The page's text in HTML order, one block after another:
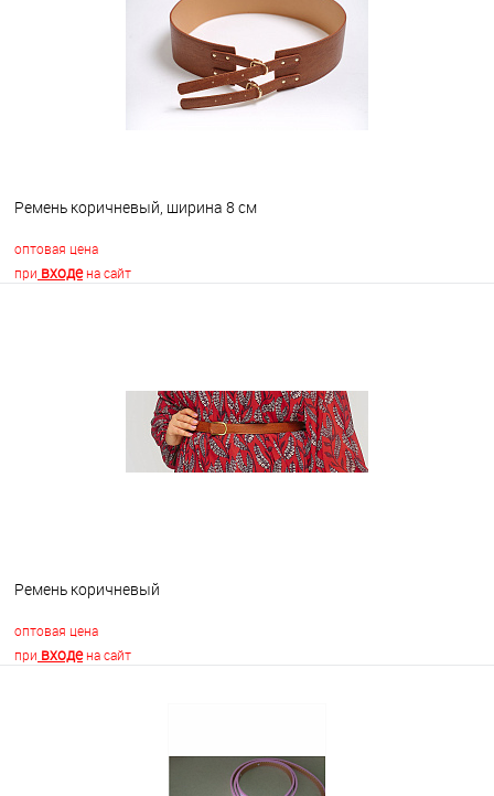
В наличии
Ремень коричневый, ширина 8 см
оптовая цена
при входена сайт
В наличии
Ремень коричневый
оптовая цена
при входена сайт
Недоступно